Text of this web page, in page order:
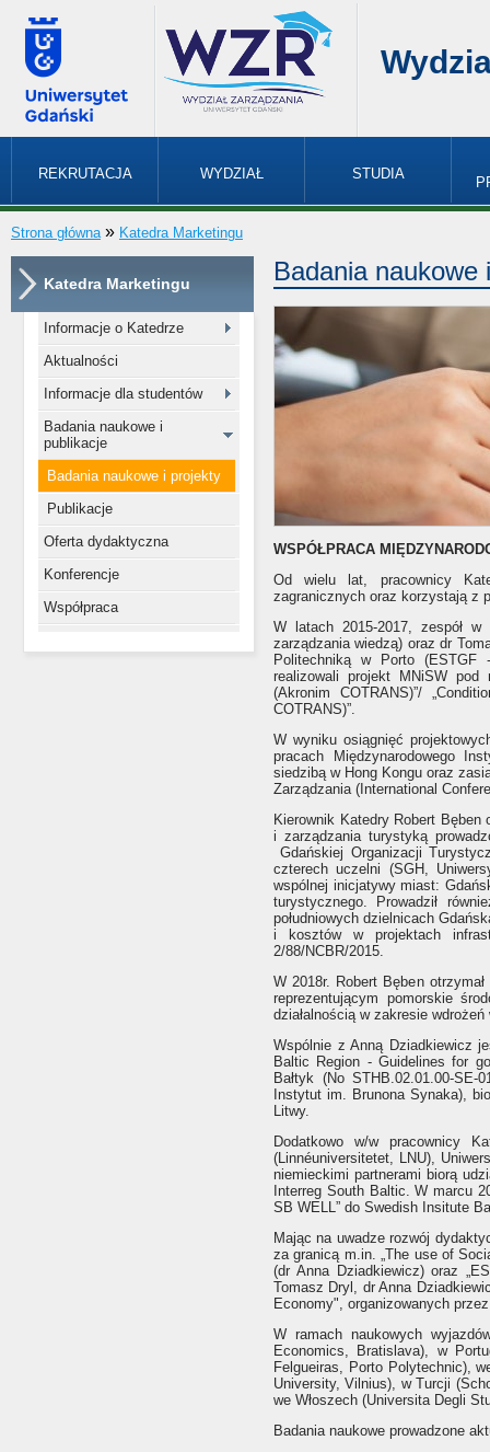
REKRUTACJA WYDZIAŁ STUDIA
Strona główna » Katedra Marketingu
Katedra Marketingu
Informacje o Katedrze
Aktualności
Informacje dla studentów
Badania naukowe i
publikacje
Badania naukowe i projekty
Publikacje
Oferta dydaktyczna
Konferencje
Współpraca
Badania naukowe
WSPÓŁPRACA
Od wielu lat, pracownicy
zagranicznych oraz korzystają z
W latach 2015-2017, zespół
zarządzania wiedzą) oraz dr
Politechniką w Porto
realizowali projekt MNiSW pod
(Akronim COTRANS)”/
COTRANS)”.
W wyniku osiągnięć
pracach Międzynarodowego
siedzibą w Hong Kongu oraz
Zarządzania (International
Kierownik Katedry Robert
i zarządzania turystyką
Gdańskiej Organizacji
czterech uczelni (SGH,
wspólnej inicjatywy miast:
turystycznego. Prowadził
południowych dzielnicach
i kosztów w projektach
2/88/NCBR/2015.
W 2018r. Robert Bęben
reprezentującym pomorskie
działalnością w zakresie
Wspólnie z Anną Dziadkiewicz
Baltic Region - Guidelines for
Bałtyk (No STHB.02.01.00-
Instytut im. Brunona Synaka),
Litwy.
Dodatkowo w/w pracownicy
(Linnéuniversitetet, LNU),
niemieckimi partnerami biorą
Interreg South Baltic. W marcu
SB WELL” do Swedish Insitute
Mając na uwadze rozwój
za granicą m.in. „The use of
(dr Anna Dziadkiewicz) oraz
Tomasz Dryl, dr Anna
Economy", organizowanych
W ramach naukowych
Economics, Bratislava), w
Felgueiras, Porto Polytechnic),
University, Vilnius), w Turcji
we Włoszech (Universita Degli
Badania naukowe prowadzone